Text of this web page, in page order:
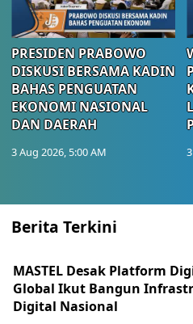
PRESIDEN PRABOWO
DISKUSI BERSAMA KADIN
BAHAS PENGUATAN
EKONOMI NASIONAL
DAN DAERAH
3 Aug 2026, 5:00 AM
Berita Terkini
MASTEL Desak Platform
Global Ikut Bangun
Digital Nasional